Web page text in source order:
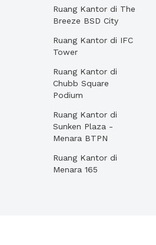
Ruang Kantor di The
Breeze BSD City
Ruang Kantor di IFC
Tower
Ruang Kantor di
Chubb Square
Podium
Ruang Kantor di
Sunken Plaza -
Menara BTPN
Ruang Kantor di
Menara 165